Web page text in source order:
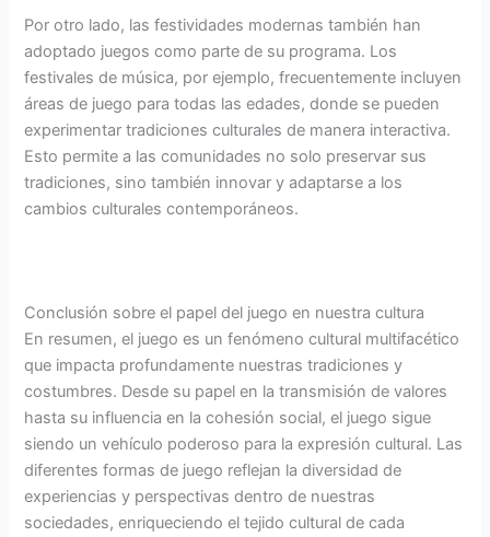
Por otro lado, las festividades modernas también han
adoptado juegos como parte de su programa. Los
festivales de música, por ejemplo, frecuentemente incluyen
áreas de juego para todas las edades, donde se pueden
experimentar tradiciones culturales de manera interactiva.
Esto permite a las comunidades no solo preservar sus
tradiciones, sino también innovar y adaptarse a los
cambios culturales contemporáneos.
Conclusión sobre el papel del juego en nuestra cultura
En resumen, el juego es un fenómeno cultural multifacético
que impacta profundamente nuestras tradiciones y
costumbres. Desde su papel en la transmisión de valores
hasta su influencia en la cohesión social, el juego sigue
siendo un vehículo poderoso para la expresión cultural. Las
diferentes formas de juego reflejan la diversidad de
experiencias y perspectivas dentro de nuestras
sociedades, enriqueciendo el tejido cultural de cada